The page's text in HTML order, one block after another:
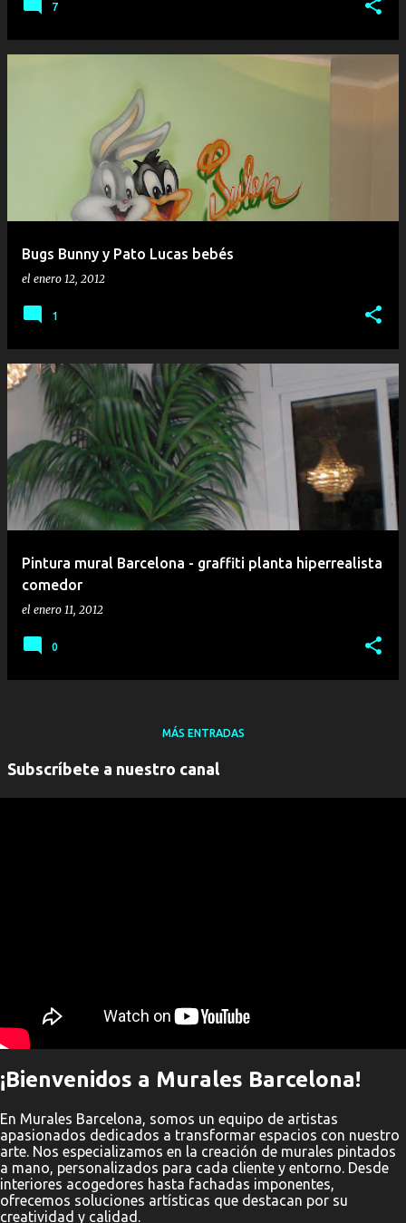
7
Bugs Bunny y Pato Lucas bebés
el enero 12, 2012
1
Pintura mural Barcelona - graffiti planta hiperrealista
comedor
el enero 11, 2012
0
MÁS ENTRADAS
Subscríbete a nuestro canal
¡Bienvenidos a Murales Barcelona!
En Murales Barcelona, somos un equipo de artistas
apasionados dedicados a transformar espacios con nuestro
arte. Nos especializamos en la creación de murales pintados
a mano, personalizados para cada cliente y entorno. Desde
interiores acogedores hasta fachadas imponentes,
ofrecemos soluciones artísticas que destacan por su
creatividad y calidad.